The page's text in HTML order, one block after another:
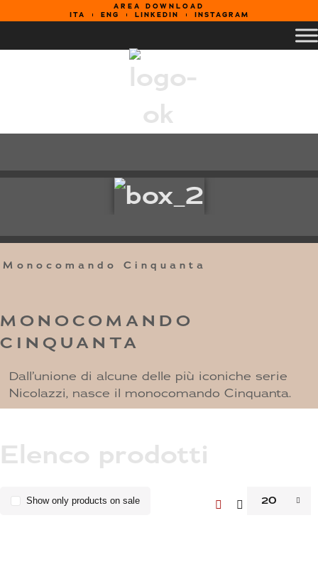
AREA DOWNLOAD
ITA
ENG LINKEDIN INSTAGRAM
Monocomando Cinquanta
MONOCOMANDO
CINQUANTA
Dall’unione di alcune delle più iconiche serie
Nicolazzi, nasce il monocomando Cinquanta.
Elenco prodotti
20
Show only products on sale